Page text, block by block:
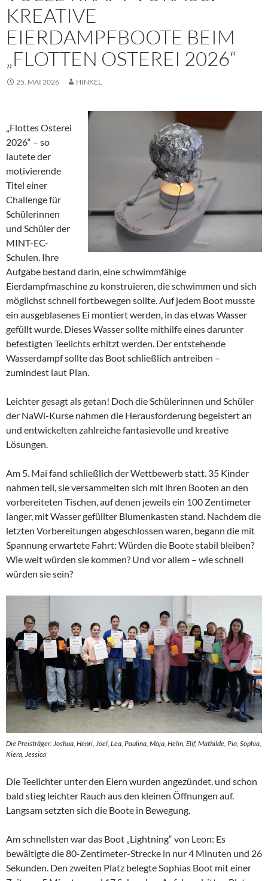
KREATIVE
EIERDAMPFBOOTE BEIM
„FLOTTEN OSTEREI 2026“
25. MAI 2026 HINKEL
„Flottes Osterei
2026“ – so
lautete der
motivierende
Titel einer
Challenge für
Schülerinnen
und Schüler der
MINT-EC-
Schulen. Ihre
Aufgabe bestand darin, eine schwimmfähige
Eierdampfmaschine zu konstruieren, die schwimmen und sich
möglichst schnell fortbewegen sollte. Auf jedem Boot musste
ein ausgeblasenes Ei montiert werden, in das etwas Wasser
gefüllt wurde. Dieses Wasser sollte mithilfe eines darunter
befestigten Teelichts erhitzt werden. Der entstehende
Wasserdampf sollte das Boot schließlich antreiben –
zumindest laut Plan.
Leichter gesagt als getan! Doch die Schülerinnen und Schüler
der NaWi-Kurse nahmen die Herausforderung begeistert an
und entwickelten zahlreiche fantasievolle und kreative
Lösungen.
Am 5. Mai fand schließlich der Wettbewerb statt. 35 Kinder
nahmen teil, sie versammelten sich mit ihren Booten an den
vorbereiteten Tischen, auf denen jeweils ein 100 Zentimeter
langer, mit Wasser gefüllter Blumenkasten stand. Nachdem die
letzten Vorbereitungen abgeschlossen waren, begann die mit
Spannung erwartete Fahrt: Würden die Boote stabil bleiben?
Wie weit würden sie kommen? Und vor allem – wie schnell
würden sie sein?
Die Preisträger: Joshua, Henri, Joel, Lea, Paulina, Maja, Helin, Elif, Mathilde, Pia, Sophia,
Kiera, Jessica
Die Teelichter unter den Eiern wurden angezündet, und schon
bald stieg leichter Rauch aus den kleinen Öffnungen auf.
Langsam setzten sich die Boote in Bewegung.
Am schnellsten war das Boot „Lightning“ von Leon: Es
bewältigte die 80-Zentimeter-Strecke in nur 4 Minuten und 26
Sekunden. Den zweiten Platz belegte Sophias Boot mit einer